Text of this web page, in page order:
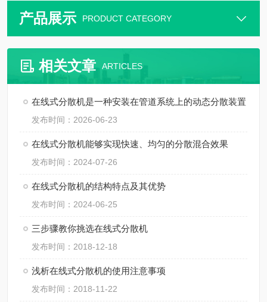
产品展示 PRODUCT CATEGORY
相关文章 ARTICLES
在线式分散机是一种安装在管道系统上的动态分散装置
发布时间：2026-06-23
在线式分散机能够实现快速、均匀的分散混合效果
发布时间：2024-07-26
在线式分散机的结构特点及其优势
发布时间：2024-06-25
三步骤教你挑选在线式分散机
发布时间：2018-12-18
浅析在线式分散机的使用注意事项
发布时间：2018-11-22